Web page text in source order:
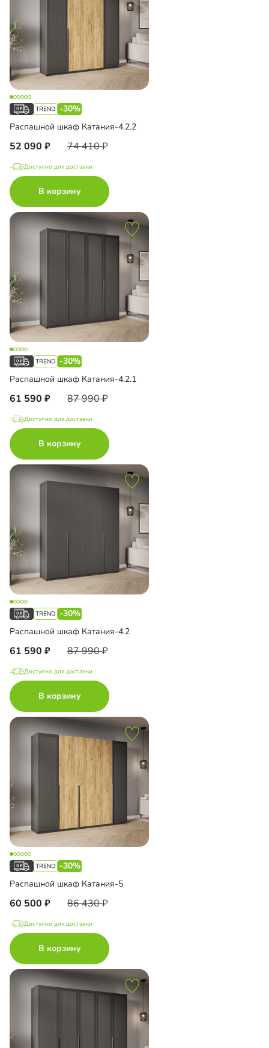
-30%
Распашной шкаф Катания-4.2.2
52 090 74 410
Доступно для доставки
В корзину
-30%
Распашной шкаф Катания-4.2.1
61 590 87 990
Доступно для доставки
В корзину
-30%
Распашной шкаф Катания-4.2
61 590 87 990
Доступно для доставки
В корзину
-30%
Распашной шкаф Катания-5
60 500 86 430
Доступно для доставки
В корзину